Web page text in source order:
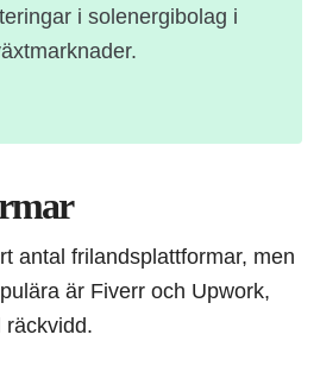
i solenergibolag i
antal frilandsplattformar, men
är Fiverr och Upwork,
räckvidd.